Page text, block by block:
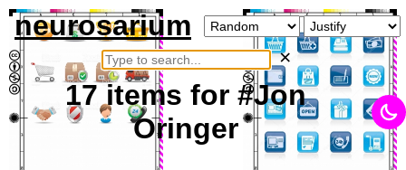
neurosarium
×
17 items for #Jon
Oringer